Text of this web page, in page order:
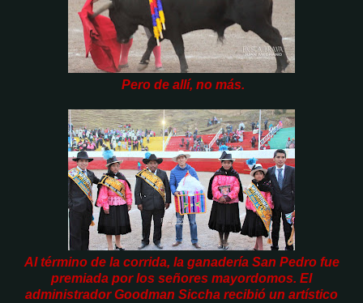
Pero de allí, no más.
Al término de la corrida, la ganadería San Pedro fue
premiada por los señores mayordomos. El
administrador Goodman Siccha recibió un artístico